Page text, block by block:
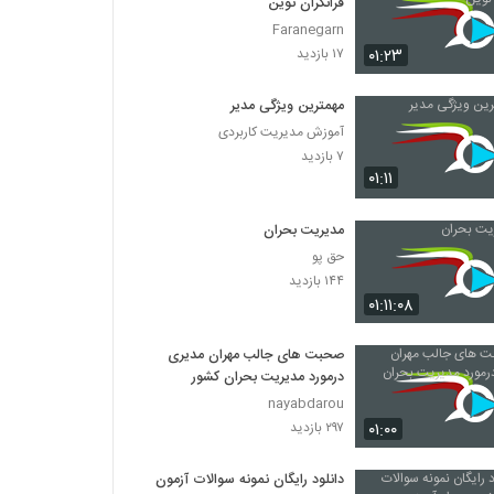
۰۱:۲۳
Faranegarn
۱۷ بازدید
۰۱:۱۱
مهمترین ویژگی مدیر
آموزش مدیریت کاربردی
۷ بازدید
۰۱:۱۱:۰۸
مدیریت بحران
حق پو
۱۴۴ بازدید
۰۱:۰۰
صحبت های جالب مهران مدیری
درمورد مدیریت بحران کشور
nayabdarou
۲۹۷ بازدید
دانلود رایگان نمونه سوالات آزمون